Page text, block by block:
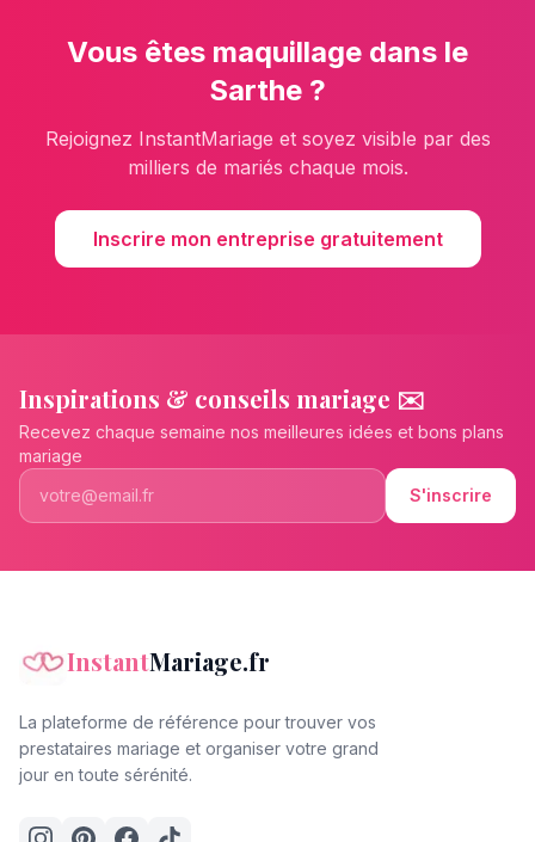
Vous êtes maquillage dans le
Sarthe ?
Rejoignez InstantMariage et soyez visible par des
milliers de mariés chaque mois.
Inscrire mon entreprise gratuitement
Inspirations & conseils mariage ✉️
Recevez chaque semaine nos meilleures idées et bons plans
mariage
S'inscrire
InstantMariage.fr
La plateforme de référence pour trouver vos
prestataires mariage et organiser votre grand
jour en toute sérénité.